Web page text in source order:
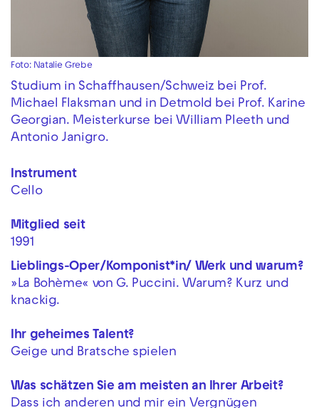
Foto: Natalie Grebe
Studium in Schaffhausen/Schweiz bei Prof.
Michael Flaksman und in Detmold bei Prof. Karine
Georgian. Meisterkurse bei William Pleeth und
Antonio Janigro.
Instrument
Cello
Mitglied seit
1991
Lieblings-Oper/Komponist*in/ Werk und warum?
»La Bohème« von G. Puccini. Warum? Kurz und
knackig.
Ihr geheimes Talent?
Geige und Bratsche spielen
Was schätzen Sie am meisten an Ihrer Arbeit?
Dass ich anderen und mir ein Vergnügen